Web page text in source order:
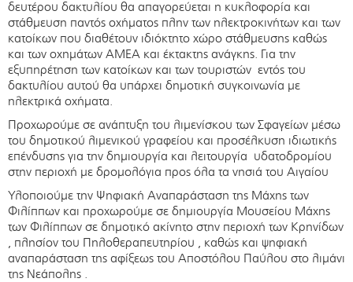
δευτέρου δακτυλίου θα απαγορεύεται η κυκλοφορία και
στάθμευση παντός οχήματος πλην των ηλεκτροκινήτων και των
κατοίκων που διαθέτουν ιδιόκτητο χώρο στάθμευσης καθώς
και των οχημάτων ΑΜΕΑ και έκτακτης ανάγκης. Για την
εξυπηρέτηση των κατοίκων και των τουριστών εντός του
δακτυλίου αυτού θα υπάρχει δημοτική συγκοινωνία με
ηλεκτρικά οχήματα.
Προχωρούμε σε ανάπτυξη του λιμενίσκου των Σφαγείων μέσω
του δημοτικού λιμενικού γραφείου και προσέλκυση ιδιωτικής
επένδυσης για την δημιουργία και λειτουργία υδατοδρομίου
στην περιοχή με δρομολόγια προς όλα τα νησιά του Αιγαίου
Υλοποιούμε την Ψηφιακή Αναπαράσταση της Μάχης των
Φιλίππων και προχωρούμε σε δημιουργία Μουσείου Μάχης
των Φιλίππων σε δημοτικό ακίνητο στην περιοχή των Κρηνίδων
, πλησίον του Πηλοθεραπευτηρίου , καθώς και ψηφιακή
αναπαράσταση της αφίξεως του Αποστόλου Παύλου στο λιμάνι
της Νεάπολης .